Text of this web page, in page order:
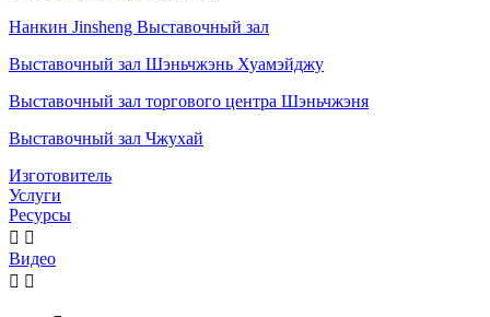
Нанкин Jinsheng Выставочный зал
Выставочный зал Шэньчжэнь Хуамэйджу
Выставочный зал торгового центра Шэньчжэня
Выставочный зал Чжухай
Изготовитель
Услуги
Ресурсы
 
Видео
 